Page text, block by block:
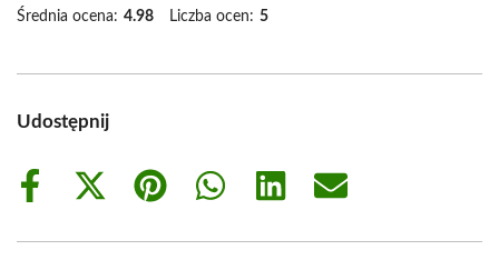
Średnia ocena: 4.98 Liczba ocen: 5
Udostępnij
Share
Share
(Twitter)
Share
Share
Share
Share